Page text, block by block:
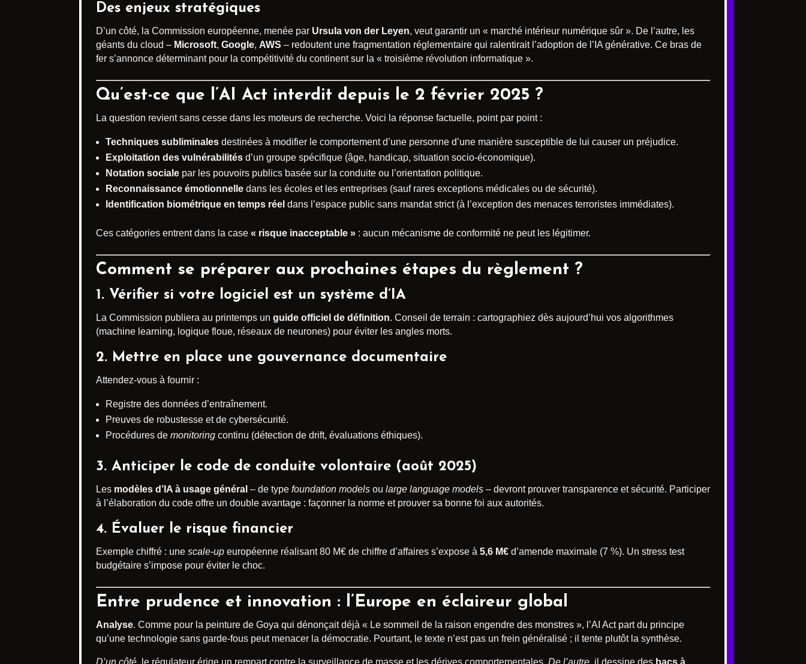
Des enjeux stratégiques
D’un côté, la Commission européenne, menée par Ursula von der Leyen, veut garantir un « marché intérieur numérique sûr ». De l’autre, les
géants du cloud – Microsoft, Google, AWS – redoutent une fragmentation réglementaire qui ralentirait l’adoption de l’IA générative. Ce bras de
fer s’annonce déterminant pour la compétitivité du continent sur la « troisième révolution informatique ».
Qu’est-ce que l’AI Act interdit depuis le 2 février 2025 ?
La question revient sans cesse dans les moteurs de recherche. Voici la réponse factuelle, point par point :
Techniques subliminales destinées à modifier le comportement d’une personne d’une manière susceptible de lui causer un préjudice.
Exploitation des vulnérabilités d’un groupe spécifique (âge, handicap, situation socio-économique).
Notation sociale par les pouvoirs publics basée sur la conduite ou l’orientation politique.
Reconnaissance émotionnelle dans les écoles et les entreprises (sauf rares exceptions médicales ou de sécurité).
Identification biométrique en temps réel dans l’espace public sans mandat strict (à l’exception des menaces terroristes immédiates).
Ces catégories entrent dans la case « risque inacceptable » : aucun mécanisme de conformité ne peut les légitimer.
Comment se préparer aux prochaines étapes du règlement ?
1. Vérifier si votre logiciel est un système d’IA
La Commission publiera au printemps un guide officiel de définition. Conseil de terrain : cartographiez dès aujourd’hui vos algorithmes
(machine learning, logique floue, réseaux de neurones) pour éviter les angles morts.
2. Mettre en place une gouvernance documentaire
Attendez-vous à fournir :
Registre des données d’entraînement.
Preuves de robustesse et de cybersécurité.
Procédures de monitoring continu (détection de drift, évaluations éthiques).
3. Anticiper le code de conduite volontaire (août 2025)
Les modèles d’IA à usage général – de type foundation models ou large language models – devront prouver transparence et sécurité. Participer
à l’élaboration du code offre un double avantage : façonner la norme et prouver sa bonne foi aux autorités.
4. Évaluer le risque financier
Exemple chiffré : une scale-up européenne réalisant 80 M€ de chiffre d’affaires s’expose à 5,6 M€ d’amende maximale (7 %). Un stress test
budgétaire s’impose pour éviter le choc.
Entre prudence et innovation : l’Europe en éclaireur global
Analyse. Comme pour la peinture de Goya qui dénonçait déjà « Le sommeil de la raison engendre des monstres », l’AI Act part du principe
qu’une technologie sans garde-fous peut menacer la démocratie. Pourtant, le texte n’est pas un frein généralisé ; il tente plutôt la synthèse.
D’un côté , le régulateur érige un rempart contre la surveillance de masse et les dérives comportementales. De l’autre , il dessine des bacs à